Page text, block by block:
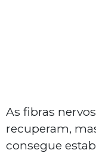
As fibras
recuperam,
consegue